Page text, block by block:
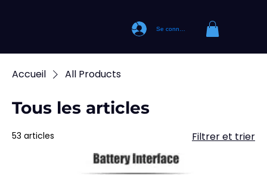
Se connecter
Accueil All Products
Tous les articles
53 articles Filtrer et trier